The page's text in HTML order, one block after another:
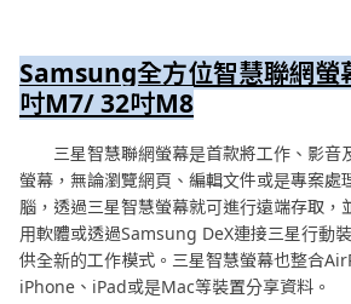
Samsung全方位智慧聯網螢
吋M7/ 32吋M8
三星智慧聯網螢幕是首款將工作、影音
螢幕，無論瀏覽網頁、編輯文件或是專案處
腦，透過三星智慧螢幕就可進行遠端存取
用軟體或透過Samsung DeX連接三星行動
供全新的工作模式。三星智慧螢幕也整合
iPhone、iPad或是Mac等裝置分享資料。